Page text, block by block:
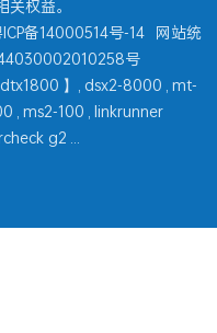
权益。
备14000514号-14 网站统
号
dtx1800 】, dsx2-8000 , mt-
, ms2-100 , linkrunner
g2 ...